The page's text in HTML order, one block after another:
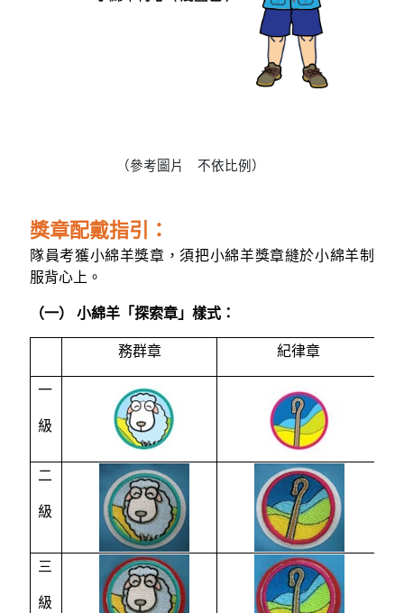
（參考圖片 不依比例）
獎章配戴指引：
隊員考獲小綿羊獎章，須把小綿羊獎章縫於小綿羊制
服背心上。
（一） 小綿羊「探索章」樣式：
務群章
紀律章
一
級
二
級
三
級